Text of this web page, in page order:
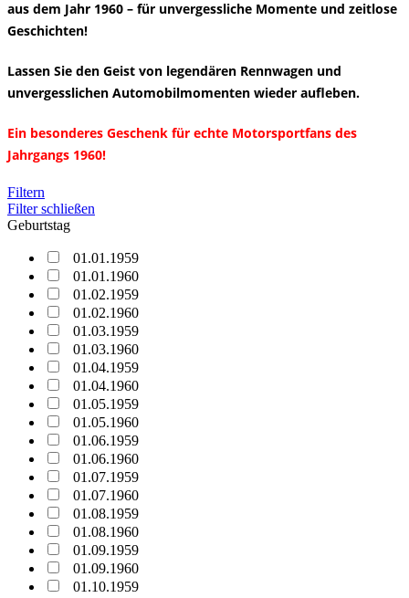
aus dem Jahr 1960 – für unvergessliche Momente und zeitlose
Geschichten!
Lassen Sie den Geist von legendären Rennwagen und
unvergesslichen Automobilmomenten wieder aufleben.
Ein besonderes Geschenk für echte Motorsportfans des
Jahrgangs 1960!
Filtern
Filter schließen
Geburtstag
01.01.1959
01.01.1960
01.02.1959
01.02.1960
01.03.1959
01.03.1960
01.04.1959
01.04.1960
01.05.1959
01.05.1960
01.06.1959
01.06.1960
01.07.1959
01.07.1960
01.08.1959
01.08.1960
01.09.1959
01.09.1960
01.10.1959